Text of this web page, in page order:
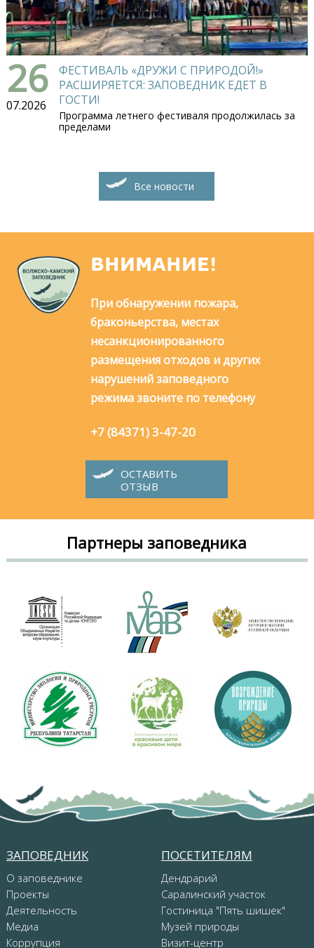
26
07.2026
ФЕСТИВАЛЬ «ДРУЖИ С ПРИРОДОЙ!»
РАСШИРЯЕТСЯ: ЗАПОВЕДНИК ЕДЕТ В
ГОСТИ!
Программа летнего фестиваля продолжилась за
пределами
Все новости
ВНИМАНИЕ!
При обнаружении пожара,
браконьерства, местах
несанкционированного
размещения отходов и других
нарушений заповедного
режима звоните по телефону
+7 (84371) 3-47-20
ОСТАВИТЬ
ОТЗЫВ
Партнеры заповедника
ЗАПОВЕДНИК
О заповеднике
Проекты
Деятельность
Медиа
Коррупция
ПОСЕТИТЕЛЯМ
Дендрарий
Саралинский участок
Гостиница "Пять шишек"
Музей природы
Визит-центр